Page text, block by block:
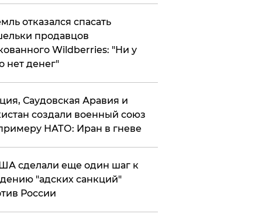
отказался спасать
продавцов
Wildberries: "Ни у
нет денег"
Саудовская Аравия и
создали военный союз
НАТО: Иран в гневе
сделали еще один шаг к
"адских санкций"
России